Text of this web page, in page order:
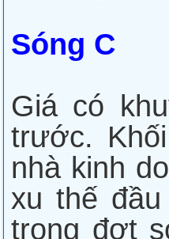
Sóng C
Giá có
trước.
nhà kinh
xu thế
trong đợt